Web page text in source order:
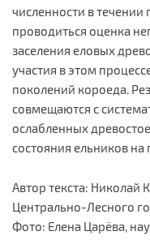
численности в течении
проводиться оценка
заселения еловых
участия в этом
поколений короеда.
совмещаются с
ослабленных
состояния ельников
Автор текста: Николай
Центрально-Лесного
Фото: Елена Царёва,